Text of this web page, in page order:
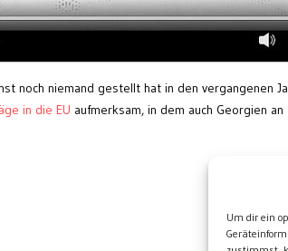
Um dir ein
noch niemand gestellt hat in den vergangenen
in die EU aufmerksam, in dem auch Georgien an